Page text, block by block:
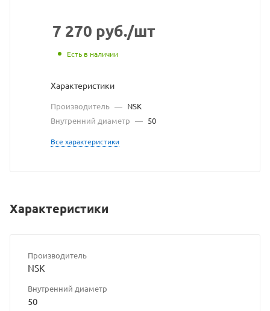
https://
без
разрешения
сайта
7 270 руб./шт
Есть в наличии
Характеристики
Производитель — NSK
Внутренний диаметр — 50
Все характеристики
Характеристики
Производитель
NSK
Внутренний диаметр
50